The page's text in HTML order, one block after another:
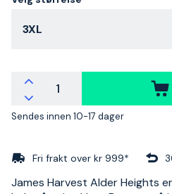
3XL
Sendes innen 10-17 dager
Fri frakt over kr 999*
James Harvest Alder Heights